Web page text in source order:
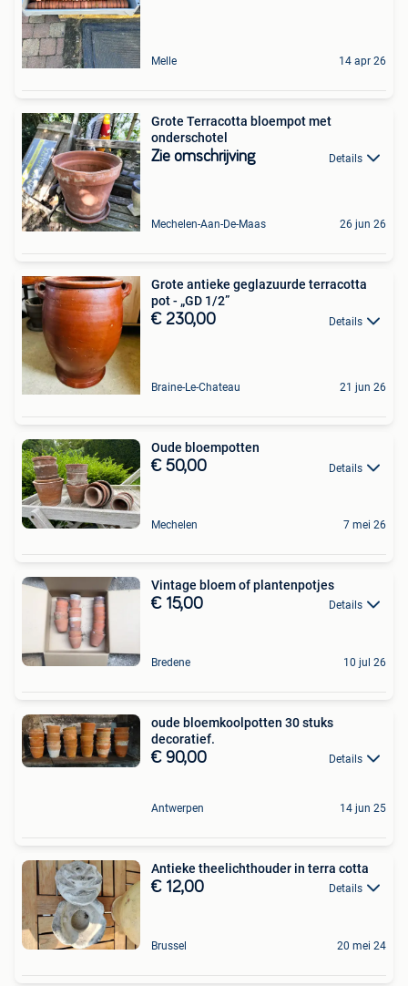
Melle 14 apr 26
Grote Terracotta bloempot met
onderschotel
Zie omschrijving Details
Mechelen-Aan-De-Maas 26 jun 26
Grote antieke geglazuurde terracotta
pot - „GD 1/2”
€ 230,00 Details
Braine-Le-Chateau 21 jun 26
Oude bloempotten
€ 50,00 Details
Mechelen 7 mei 26
Vintage bloem of plantenpotjes
€ 15,00 Details
Bredene 10 jul 26
oude bloemkoolpotten 30 stuks
decoratief.
€ 90,00 Details
Antwerpen 14 jun 25
Antieke theelichthouder in terra cotta
€ 12,00 Details
Brussel 20 mei 24